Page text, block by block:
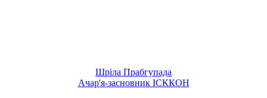
Шріла Прабгупада
Ачар'я-засновник ІСККОН